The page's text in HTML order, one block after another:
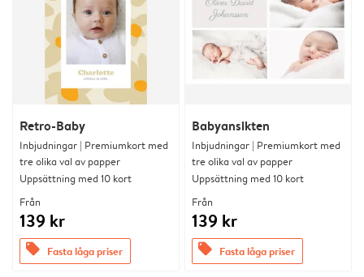
Retro-Baby
Inbjudningar | Premiumkort med
tre olika val av papper
Uppsättning med 10 kort
Från
139 kr
offers Fasta låga priser
Babyansikten
Inbjudningar | Premiumkort med
tre olika val av papper
Uppsättning med 10 kort
Från
139 kr
offers Fasta låga priser